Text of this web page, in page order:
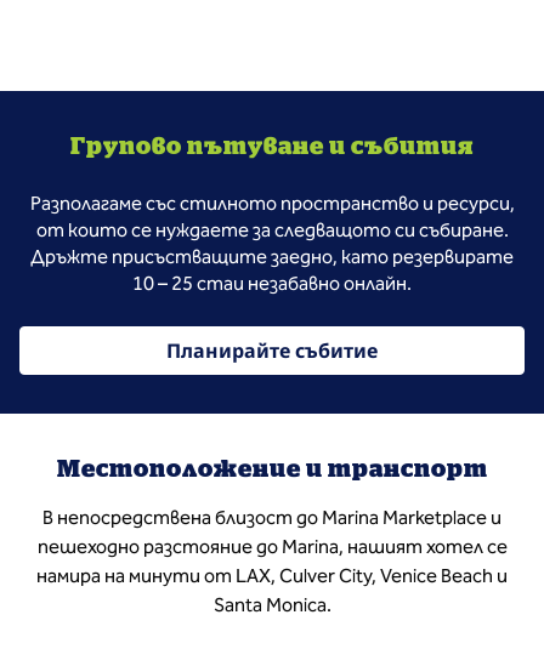
Групово пътуване и събития
Разполагаме със стилното пространство и ресурси,
от които се нуждаете за следващото си събиране.
Дръжте присъстващите заедно, като резервирате
10 – 25 стаи незабавно онлайн.
Планирайте събитие
Местоположение и транспорт
В непосредствена близост до Marina Marketplace и
пешеходно разстояние до Marina, нашият хотел се
намира на минути от LAX, Culver City, Venice Beach и
Santa Monica.